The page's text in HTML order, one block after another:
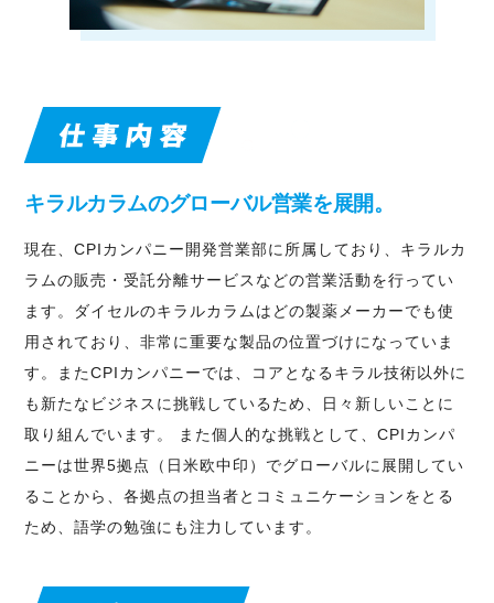
キラルカラムのグローバル営業を展開。
現在、CPIカンパニー開発営業部に所属しており、キラルカ
ラムの販売・受託分離サービスなどの営業活動を行ってい
ます。ダイセルのキラルカラムはどの製薬メーカーでも使
用されており、非常に重要な製品の位置づけになっていま
す。またCPIカンパニーでは、コアとなるキラル技術以外に
も新たなビジネスに挑戦しているため、日々新しいことに
取り組んでいます。 また個人的な挑戦として、CPIカンパ
ニーは世界5拠点（日米欧中印）でグローバルに展開してい
ることから、各拠点の担当者とコミュニケーションをとる
ため、語学の勉強にも注力しています。